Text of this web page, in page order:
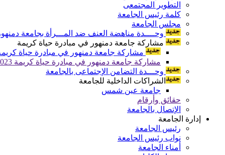
التطوير المجتمعى
كلمة رئيس الجامعة
مجلس الجامعة
وحــــدة مناهضة العنف ضد المـــرأة بجامعة
مشاركة جامعة دمنهور في مبادرة حياة كريمة
مشاركة جامعة دمنهور في مبادرة حياة كريمة
مشاركة جامعة دمنهور في مبادرة حياة كريمة 2023
وحـــدة التضامن الإجتماعى بالجامعة
الشراكات الداخلية للجامعة
جامعة عين شمس
حقائق وأرقام
الإتصال بالجامعة
إدارة الجامعة
رئيس الجامعة
نواب رئيس الجامعة
أمناء الجامعة